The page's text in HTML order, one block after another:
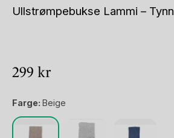
Ullstrømpebukse Lammi – Tynn
299 kr
Farge: Beige